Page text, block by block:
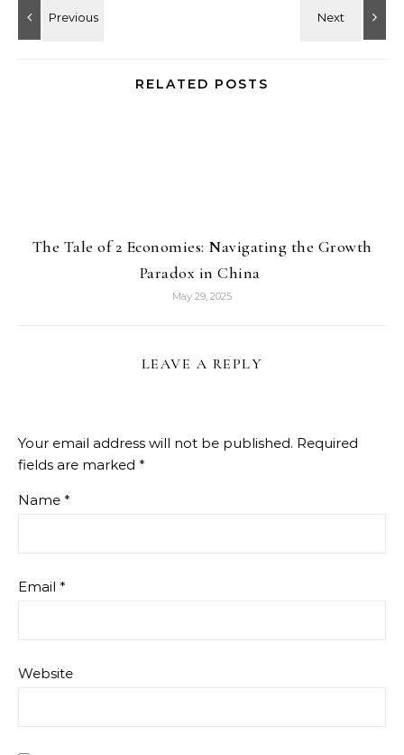
RELATED POSTS
The Tale of 2 Economies: Navigating the Growth
Paradox in China
May 29, 2025
LEAVE A REPLY
Your email address will not be published. Required
fields are marked *
Name *
Email *
Website